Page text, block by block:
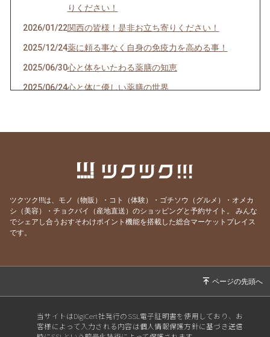
りください！
2026/01/22関西の皆様！是非お立ち寄りください！
2025/12/24薬に頼る事なく自身の免疫力を高める事！
2025/06/30心と体をいたわる薬膳の知恵
2025/06/24心と体に優しい薬膳の世界
【お買い物＆登録はお済みですか？】ショップ
ファンクラブおすそわけ機能のご紹介
2024/10/17
がごめ昆布製品のかんたんアレンジ その1
〜手造りセット編〜
2024/09/18 担当者の休日 函館山・津軽海峡編
【新商品のご案内】がごめナッツドレッシング
N 函館
ツクツク!!!は、モノ（物販）・コト（体験）・ゴチソウ（グルメ）・オメカ
シ（美容）・チョクバイ（産地直送）のショッピングと予約サイト。
みんな
でシェアし合うおすそわけポイント機能を搭載した総合マーケットプレイス
です。
当サイトはDigiCert社発行のSSL電子証明書を使用しており、お
客様によって入力される内容は個人情報保護方針に基づき送信